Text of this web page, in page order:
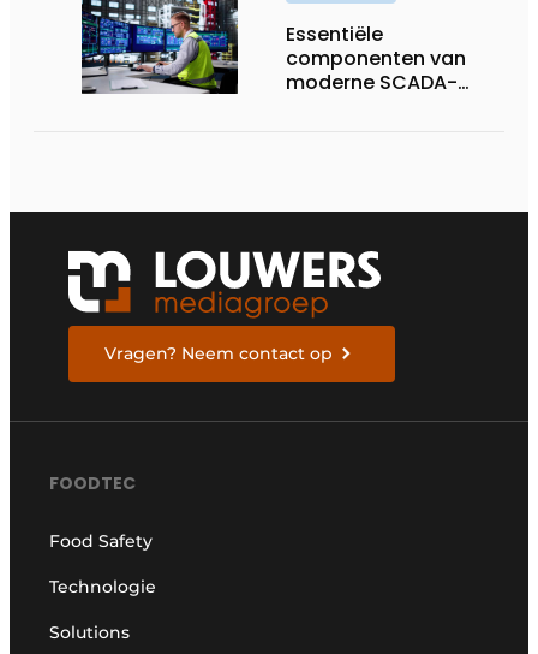
Essentiële
componenten van
moderne SCADA-
Vragen? Neem contact op
FOODTEC
Food Safety
Technologie
Solutions